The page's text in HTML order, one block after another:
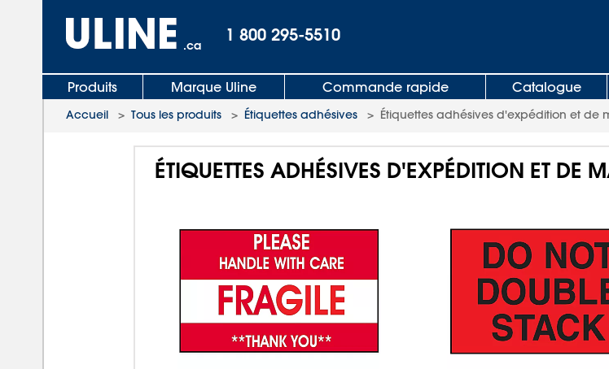
.ca
1 800 295-5510
Produits Marque Uline Commande rapide Catalogue
Accueil > Tous les produits > Étiquettes adhésives > Étiquettes adhésives d'expédition et de
ÉTIQUETTES ADHÉSIVES D'EXPÉDITION ET DE